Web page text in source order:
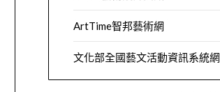
ArtTime智邦藝術網
文化部全國藝文活動資訊系統網